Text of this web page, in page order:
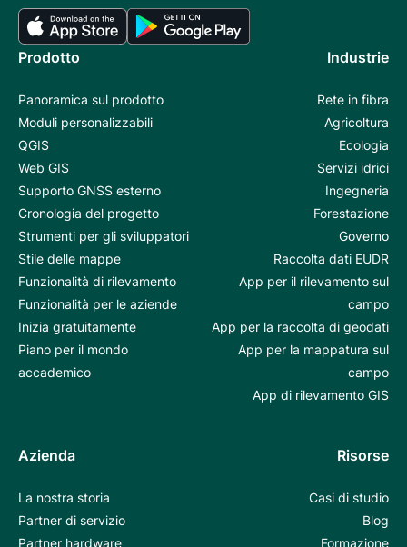
Prodotto
Panoramica sul prodotto
Moduli personalizzabili
QGIS
Web GIS
Supporto GNSS esterno
Cronologia del progetto
Strumenti per gli sviluppatori
Stile delle mappe
Funzionalità di rilevamento
Funzionalità per le aziende
Inizia gratuitamente
Piano per il mondo
accademico
Industrie
Rete in fibra
Agricoltura
Ecologia
Servizi idrici
Ingegneria
Forestazione
Governo
Raccolta dati EUDR
App per il rilevamento sul
campo
App per la raccolta di geodati
App per la mappatura sul
campo
App di rilevamento GIS
Azienda
La nostra storia
Partner di servizio
Partner hardware
Risorse
Casi di studio
Blog
Formazione